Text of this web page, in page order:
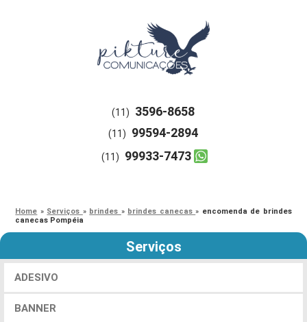
(11) 3596-8658
(11) 99594-2894
(11) 99933-7473
Home » Serviços » brindes » brindes canecas» encomenda de brindes
canecas Pompéia
Serviços
ADESIVO
BANNER